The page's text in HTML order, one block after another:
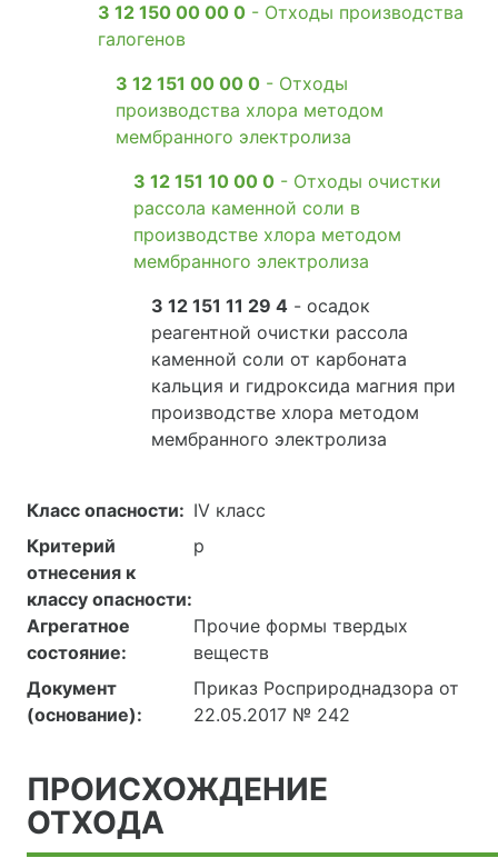
3 12 150 00 00 0 - Отходы производства
галогенов
3 12 151 00 00 0 - Отходы
производства хлора методом
мембранного электролиза
3 12 151 10 00 0 - Отходы очистки
рассола каменной соли в
производстве хлора методом
мембранного электролиза
3 12 151 11 29 4 - осадок
реагентной очистки рассола
каменной соли от карбоната
кальция и гидроксида магния при
производстве хлора методом
мембранного электролиза
Класс опасности: IV класс
Критерий
отнесения к
классу опасности:
р
Агрегатное
состояние:
Прочие формы твердых
веществ
Документ
(основание):
Приказ Росприроднадзора от
22.05.2017 № 242
ПРОИСХОЖДЕНИЕ
ОТХОДА